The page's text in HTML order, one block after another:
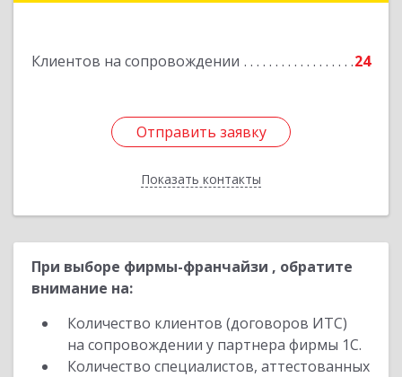
Клиентов на сопровождении 24
Отправить заявку
Показать контакты
Отправить заявку
Назад
При выборе фирмы-франчайзи , обратите
внимание на:
Количество клиентов (договоров ИТС)
на сопровождении у партнера фирмы 1С.
Количество специалистов, аттестованных